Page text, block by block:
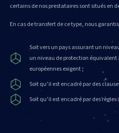
certains de nos prestataires sont situés en
En cas de transfert de ce type, nous
Soit vers un pays assurant un
un niveau de protection équivalent
européennes exigent ;
Soit qu’il est encadré par des
Soit qu’il est encadré par des